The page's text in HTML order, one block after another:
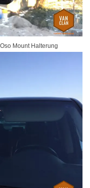
Mount Halterung